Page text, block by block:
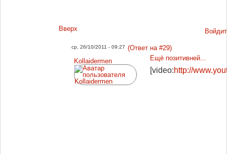
Вверх
ср, 26/10/2011 - 09:27 (Ответ на #29)
Kollaidermen
Ещё позитивней...
[video:http://